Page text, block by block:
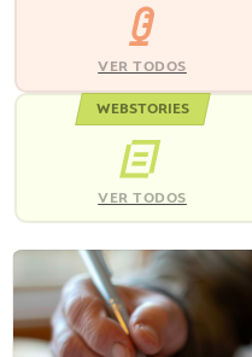
VER TODOS
WEBSTORIES
VER TODOS